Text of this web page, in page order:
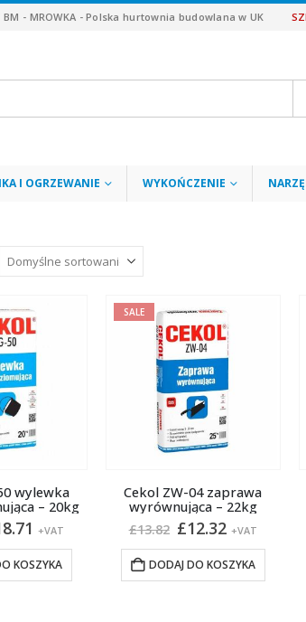
BM - MROWKA - Polska hurtownia budowlana w UK
I OGRZEWANIE WYKOŃCZENIE
wylewka
– 20kg
Aktualna
cena
wynosi:
£18.71.
+VAT
KOSZYKA
SALE
Cekol ZW-04 zaprawa
wyrównująca – 22kg
£13.82 Pierwotna
cena
wynosiła:
£13.82.
£12.32Aktualna
cena
wynosi:
£12.32.
+VAT
DODAJ DO KOSZYKA